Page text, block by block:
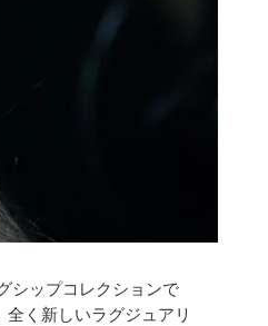
シップコレクションで
く新しいラグジュアリ